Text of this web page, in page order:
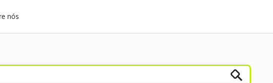
nós